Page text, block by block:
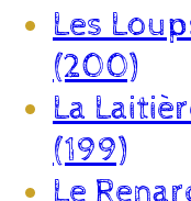
Les
(200)
La
(199)
Le